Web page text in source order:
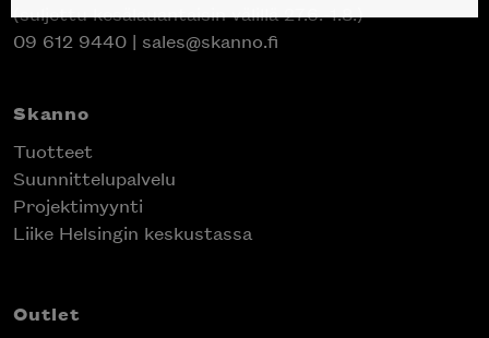
(suljettu kesälauantaisin välillä 27.6.-1.8.)
09 612 9440 | sales@skanno.fi
Skanno
Tuotteet
Suunnittelupalvelu
Projektimyynti
Liike Helsingin keskustassa
Outlet